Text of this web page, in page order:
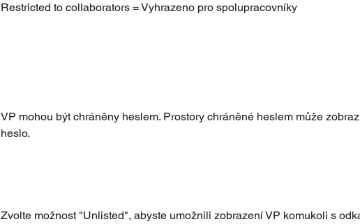
Restricted to collaborators = Vyhrazeno pro spolupracovníky
VP mohou být chráněny heslem. Prostory chráněné heslem může
heslo.
Zvolte možnost "Unlisted", abyste umožnili zobrazení VP komukoli s